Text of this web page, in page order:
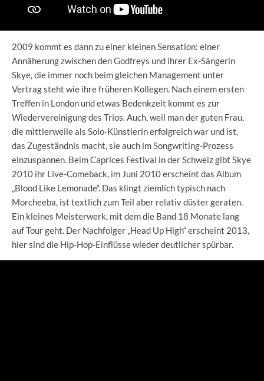
2009 kommt es dann zu einer kleinen Sensation: einer
Annäherung zwischen den Godfreys und ihrer Ex-Sängerin
Skye, die immer noch beim gleichen Management unter
Vertrag steht wie ihre früheren Kollegen. Nach einem ersten
Treffen in London und etwas Bedenkzeit kommt es zur
Wiedervereinigung des Trios. Auch, weil man der guten Frau,
die mittlerweile als Solo-Künstlerin erfolgreich war und ist,
das Zugeständnis macht, sie auch im Songwriting-Prozess
einzuspannen. Beim Caprices Festival in der Schweiz gibt Skye
2010 ihr Live-Comeback, im Juni 2010 erscheint das Album
„Blood Like Lemonade“. Das klingt ziemlich typisch nach
Morcheeba, ist textlich zum Teil aber relativ düster geraten.
Ein kleines Meisterwerk, mit dem die Band 18 Monate lang
auf Tour geht. Der Nachfolger „Head Up High“ erscheint 2013,
hier sind die Hip-Hop-Einflüsse wieder deutlicher spürbar.